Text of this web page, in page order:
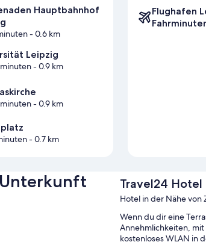
Hauptbahnhof
- 0.6 km
Leipzig
- 0.9 km
- 0.9 km
- 0.7 km
Flughafen
Travel24 Hotel
Hotel in der Nähe von
Wenn du dir eine
Annehmlichkeiten,
kostenloses WLAN in